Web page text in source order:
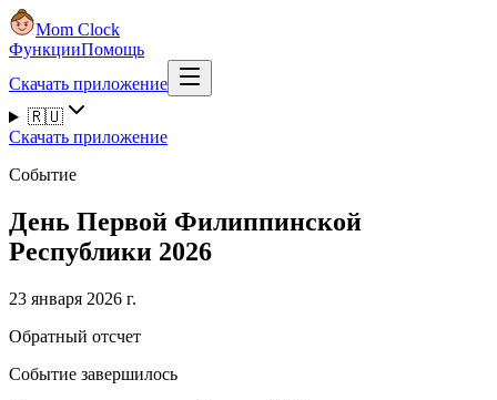
Mom Clock
ФункцииПомощь
Скачать приложение
🇷🇺
Скачать приложение
Событие
День Первой Филиппинской
Республики 2026
23 января 2026 г.
Обратный отсчет
Событие завершилось